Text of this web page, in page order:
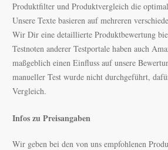
Produktfilter und Produktvergleich die
Unsere Texte basieren auf mehreren
Wir Dir eine detaillierte Produktbewertung
Testnoten anderer Testportale haben auch
maßgeblich einen Einfluss auf unsere
manueller Test wurde nicht durchgeführt,
Vergleich.
Infos zu Preisangaben
Wir geben bei den von uns empfohlenen